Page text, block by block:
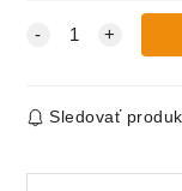
Sledovať